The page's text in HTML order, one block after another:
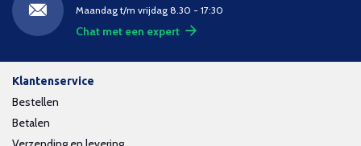
Maandag t/m vrijdag 8.30 - 17:30
Chat met een expert
Klantenservice
Bestellen
Betalen